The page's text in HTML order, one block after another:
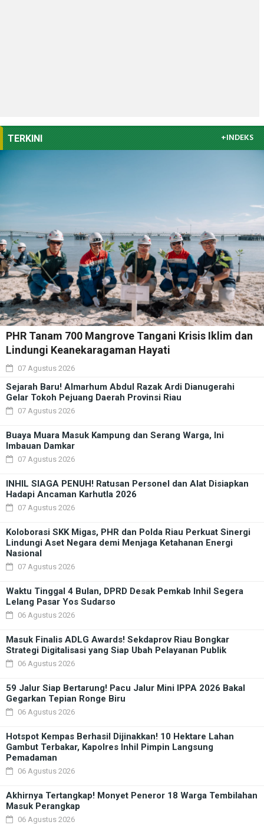
TERKINI +INDEKS
PHR Tanam 700 Mangrove Tangani Krisis Iklim dan
Lindungi Keanekaragaman Hayati
07 Agustus 2026
Sejarah Baru! Almarhum Abdul Razak Ardi Dianugerahi
Gelar Tokoh Pejuang Daerah Provinsi Riau
07 Agustus 2026
Buaya Muara Masuk Kampung dan Serang Warga, Ini
Imbauan Damkar
07 Agustus 2026
INHIL SIAGA PENUH! Ratusan Personel dan Alat Disiapkan
Hadapi Ancaman Karhutla 2026
07 Agustus 2026
Koloborasi SKK Migas, PHR dan Polda Riau Perkuat Sinergi
Lindungi Aset Negara demi Menjaga Ketahanan Energi
Nasional
07 Agustus 2026
Waktu Tinggal 4 Bulan, DPRD Desak Pemkab Inhil Segera
Lelang Pasar Yos Sudarso
06 Agustus 2026
Masuk Finalis ADLG Awards! Sekdaprov Riau Bongkar
Strategi Digitalisasi yang Siap Ubah Pelayanan Publik
06 Agustus 2026
59 Jalur Siap Bertarung! Pacu Jalur Mini IPPA 2026 Bakal
Gegarkan Tepian Ronge Biru
06 Agustus 2026
Hotspot Kempas Berhasil Dijinakkan! 10 Hektare Lahan
Gambut Terbakar, Kapolres Inhil Pimpin Langsung
Pemadaman
06 Agustus 2026
Akhirnya Tertangkap! Monyet Peneror 18 Warga Tembilahan
Masuk Perangkap
06 Agustus 2026